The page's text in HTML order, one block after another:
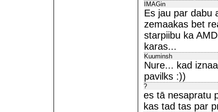
IMAGin
Es jau par dabu
zemaakas bet
starpiibu ka
karas...
Kuuminsh
Nure... kad
pavilks :))
?
es tā nesapratu
kas tad tas par